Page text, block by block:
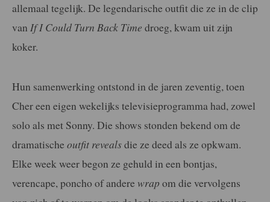
allemaal tegelijk. De legendarische outfit die ze in de clip
van If I Could Turn Back Time droeg, kwam uit zijn
koker.
Hun samenwerking ontstond in de jaren zeventig, toen
Cher een eigen wekelijks televisieprogramma had, zowel
solo als met Sonny. Die shows stonden bekend om de
dramatische outfit revealsdie ze deed als ze opkwam.
Elke week weer begon ze gehuld in een bontjas,
verencape, poncho of andere wrap om die vervolgens